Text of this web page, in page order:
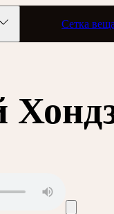
Сетка
Программы в